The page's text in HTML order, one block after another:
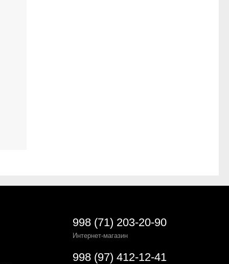
998 (71) 203-20-90
Интернет-магазин
998 (97) 412-12-41